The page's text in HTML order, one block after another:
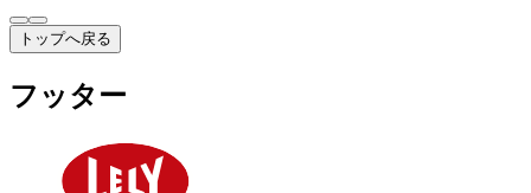
トップへ戻る
フッター